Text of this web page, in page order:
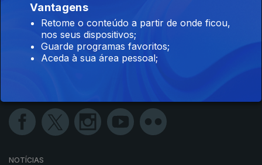
NOTÍCIAS
Vantagens
Retome o conteúdo a partir de onde ficou,
nos seus dispositivos;
Guarde programas favoritos;
Aceda à sua área pessoal;